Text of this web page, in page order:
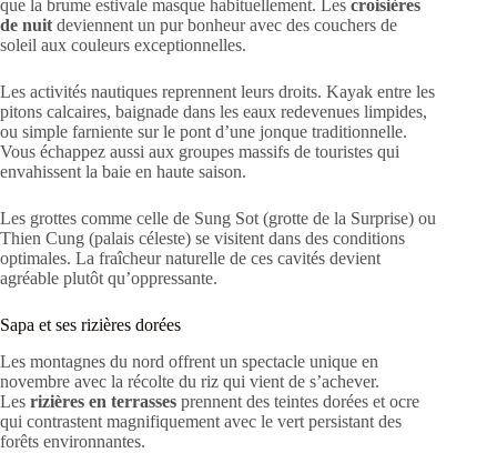
que la brume estivale masque habituellement. Les croisières
de nuit deviennent un pur bonheur avec des couchers de
soleil aux couleurs exceptionnelles.
Les activités nautiques reprennent leurs droits. Kayak entre les
pitons calcaires, baignade dans les eaux redevenues limpides,
ou simple farniente sur le pont d’une jonque traditionnelle.
Vous échappez aussi aux groupes massifs de touristes qui
envahissent la baie en haute saison.
Les grottes comme celle de Sung Sot (grotte de la Surprise) ou
Thien Cung (palais céleste) se visitent dans des conditions
optimales. La fraîcheur naturelle de ces cavités devient
agréable plutôt qu’oppressante.
Sapa et ses rizières dorées
Les montagnes du nord offrent un spectacle unique en
novembre avec la récolte du riz qui vient de s’achever.
Les rizières en terrasses prennent des teintes dorées et ocre
qui contrastent magnifiquement avec le vert persistant des
forêts environnantes.